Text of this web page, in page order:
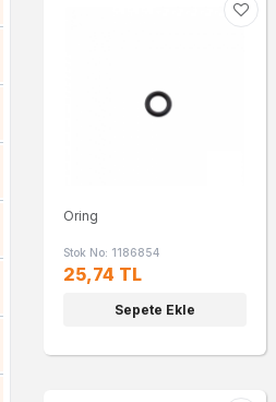
Oring
Stok No: 1186854
25,74 TL
Sepete Ekle